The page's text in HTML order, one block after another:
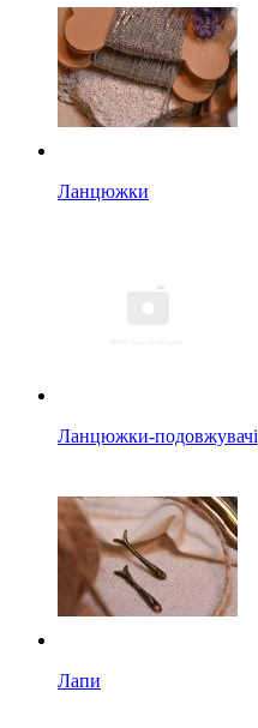
Ланцюжки
Ланцюжки-подовжувачі
Лапи